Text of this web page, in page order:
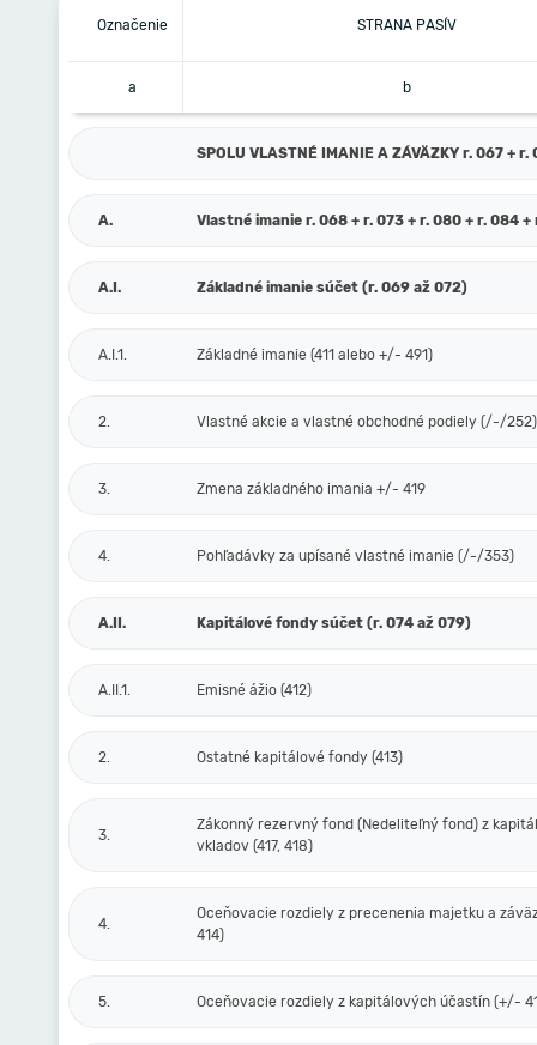
Označenie STRANA PASÍV
a b
SPOLU VLASTNÉ IMANIE A ZÁVÄZKY r. 067 + r.
A. Vlastné imanie r. 068 + r. 073 + r. 080 + r. 084 +
A.I. Základné imanie súčet (r. 069 až 072)
A.I.1. Základné imanie (411 alebo +/- 491)
2. Vlastné akcie a vlastné obchodné podiely (/-/252)
3. Zmena základného imania +/- 419
4. Pohľadávky za upísané vlastné imanie (/-/353)
A.II. Kapitálové fondy súčet (r. 074 až 079)
A.II.1. Emisné ážio (412)
2. Ostatné kapitálové fondy (413)
3.
Zákonný rezervný fond (Nedeliteľný fond) z
vkladov (417, 418)
4.
Oceňovacie rozdiely z precenenia majetku a
414)
5. Oceňovacie rozdiely z kapitálových účastín (+/-